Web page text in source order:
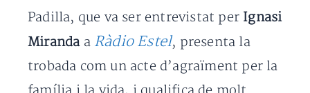
Padilla, que va ser entrevistat per Ignasi
Mirandaa Ràdio Estel, presenta la
trobada com un acte d’agraïment per la